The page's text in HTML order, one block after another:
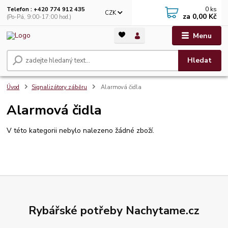
Menu
CZK
Hledat
Telefon : +420 774 912 435
(Po-Pá, 9:00-17:00 hod.)
0 ks
za 0,00 Kč
Úvod Signalizátory záběru Alarmová čidla
Alarmová čidla
V této kategorii nebylo nalezeno žádné zboží.
Rybářské potřeby Nachytame.cz